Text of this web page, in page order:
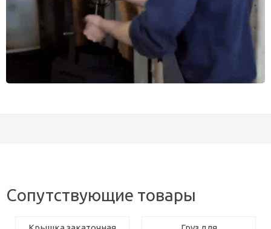
Сопутствующие товары